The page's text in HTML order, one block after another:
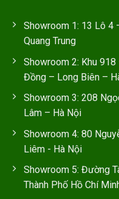
Showroom 1: 13 Lô 4
Quang Trung
Showroom 2: Khu
Đồng – Long Biên –
Showroom 3: 208
Lâm – Hà Nội
Showroom 4: 80
Liêm - Hà Nội
Showroom 5: Đường
Thành Phố Hồ Chí